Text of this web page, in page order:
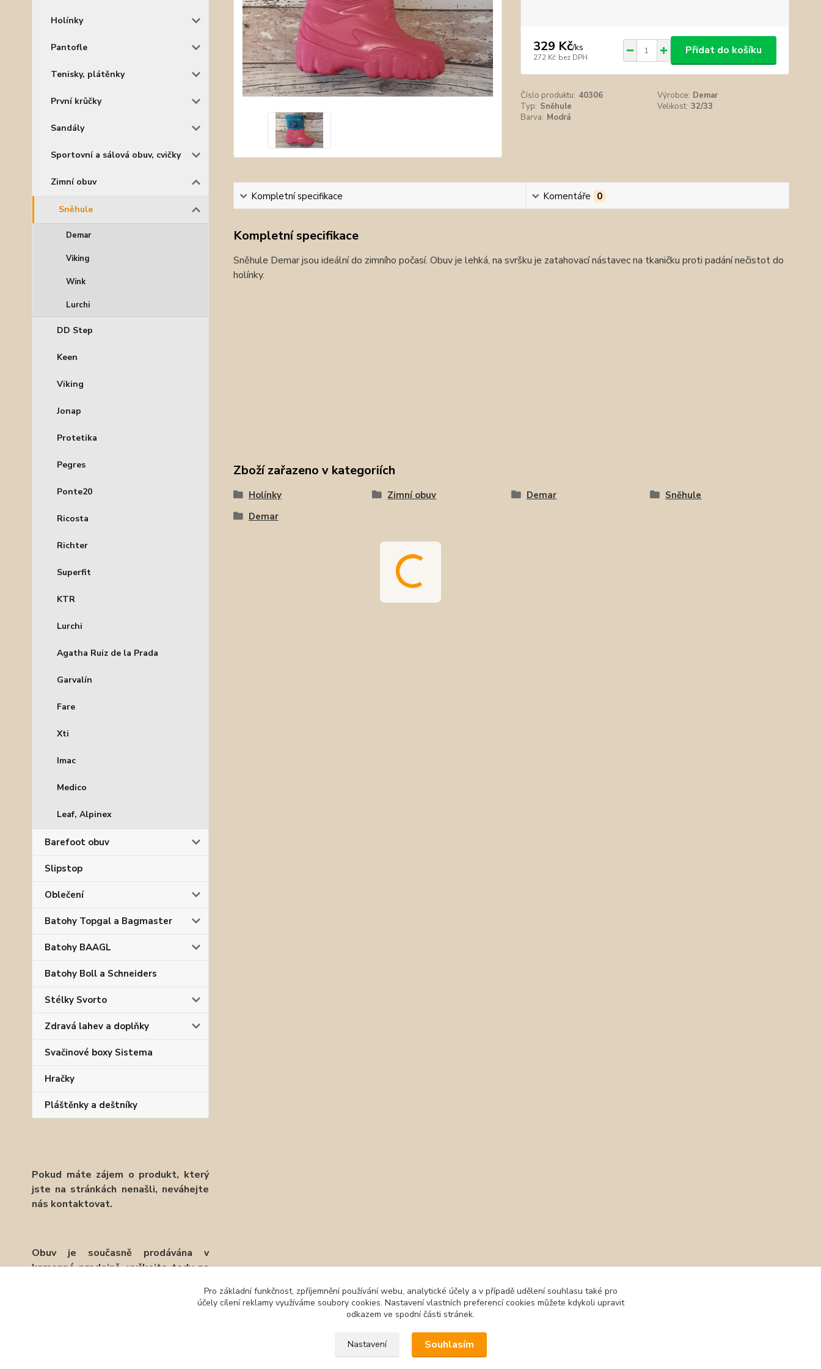
Holínky
Pantofle
Tenisky, plátěnky
První krůčky
Sandály
Sportovní a sálová obuv, cvičky
Zimní obuv
Sněhule
Demar
Viking
Wink
Lurchi
DD Step
Keen
Viking
Jonap
Protetika
Pegres
Ponte20
Ricosta
Richter
Superfit
KTR
Lurchi
Agatha Ruiz de la Prada
Garvalín
Fare
Xti
Imac
Medico
Leaf, Alpinex
Barefoot obuv
Slipstop
Oblečení
Batohy Topgal a Bagmaster
Batohy BAAGL
Batohy Boll a Schneiders
Stélky Svorto
Zdravá lahev a doplňky
Svačinové boxy Sistema
Hračky
Pláštěnky a deštníky
Pokud máte zájem o produkt, který
jste na stránkách nenašli, neváhejte
nás kontaktovat.
Obuv je současně prodávána v
kamenné prodejně, vyčkejte tedy na
329 Kč/ks
272 Kč bez DPH
Přidat do košíku
Číslo produktu: 40306 Výrobce: Demar
Typ: Sněhule Velikost: 32/33
Barva: Modrá
Kompletní specifikace Komentáře 0
Kompletní specifikace
Sněhule Demar jsou ideální do zimního počasí. Obuv je lehká, na svršku je zatahovací nástavec na tkaničku proti padání nečistot do
holínky.
Zboží zařazeno v kategoriích
Holínky Zimní obuv Demar
Sněhule
Demar
Pro základní funkčnost, zpříjemnění používání webu, analytické účely a v případě udělení souhlasu také pro
účely cílení reklamy využíváme soubory cookies. Nastavení vlastních preferencí cookies můžete kdykoli upravit
odkazem ve spodní části stránek.
Nastavení Souhlasím